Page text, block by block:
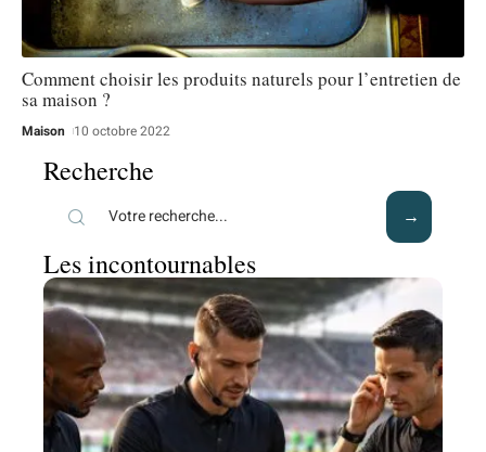
Comment choisir les produits naturels pour l’entretien de
sa maison ?
Maison 10 octobre 2022
Recherche
Les incontournables